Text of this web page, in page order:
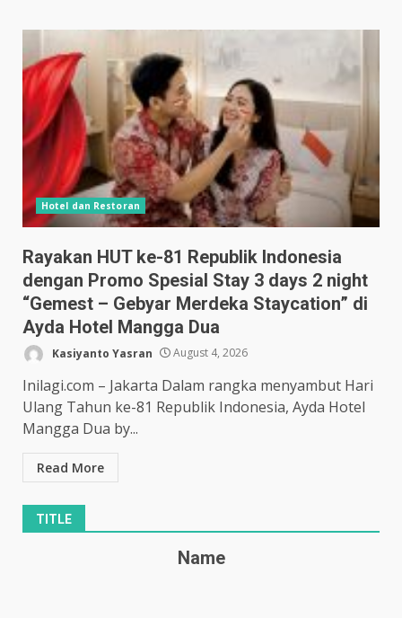
Hotel dan Restoran
Rayakan HUT ke-81 Republik Indonesia
dengan Promo Spesial Stay 3 days 2 night
“Gemest – Gebyar Merdeka Staycation” di
Ayda Hotel Mangga Dua
Kasiyanto Yasran August 4, 2026
Inilagi.com – Jakarta Dalam rangka menyambut Hari
Ulang Tahun ke-81 Republik Indonesia, Ayda Hotel
Mangga Dua by...
Read More
TITLE
Name